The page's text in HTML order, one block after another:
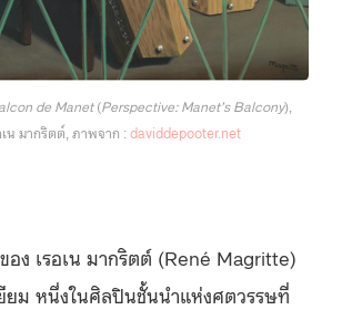
de Manet(Perspective: Manet’s Balcony),
เน มากริตต์, ภาพจาก :daviddepooter.net
ง เรอเน มากริตต์ (René Magritte)
ยม หนึ่งในศิลปินชั้นนำแห่งศตวรรษที่